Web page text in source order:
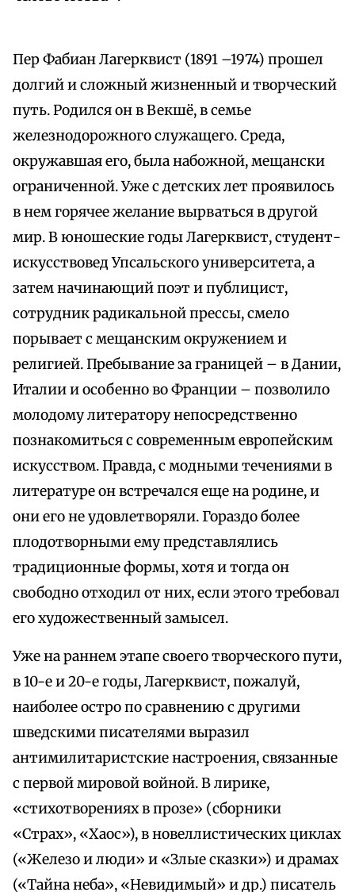
Пер Фабиан Лагерквист (1891 –1974) прошел
долгий и сложный жизненный и творческий
путь. Родился он в Векшё, в семье
железнодорожного служащего. Среда,
окружавшая его, была набожной, мещански
ограниченной. Уже с детских лет проявилось
в нем горячее желание вырваться в другой
мир. В юношеские годы Лагерквист, студент-
искусствовед Упсальского университета, а
затем начинающий поэт и публицист,
сотрудник радикальной прессы, смело
порывает с мещанским окружением и
религией. Пребывание за границей – в Дании,
Италии и особенно во Франции – позволило
молодому литератору непосредственно
познакомиться с современным европейским
искусством. Правда, с модными течениями в
литературе он встречался еще на родине, и
они его не удовлетворяли. Гораздо более
плодотворными ему представлялись
традиционные формы, хотя и тогда он
свободно отходил от них, если этого требовал
его художественный замысел.
Уже на раннем этапе своего творческого пути,
в 10-е и 20-е годы, Лагерквист, пожалуй,
наиболее остро по сравнению с другими
шведскими писателями выразил
антимилитаристские настроения, связанные
с первой мировой войной. В лирике,
«стихотворениях в прозе» (сборники
«Страх», «Хаос»), в новеллистических циклах
(«Железо и люди» и «Злые сказки») и драмах
(«Тайна неба», «Невидимый» и др.) писатель